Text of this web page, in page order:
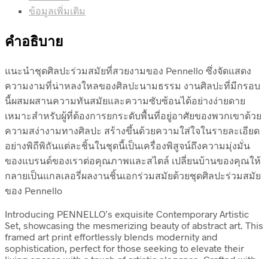
ข้อมูลเพิ่มเติม
คำอธิบาย
แนะนำชุดศิลปะร่วมสมัยที่สวยงามของ Pennello ซึ่งจัดแสดง
ความงามที่น่าหลงใหลของศิลปะนามธรรม งานศิลปะที่มีกรอบ
นี้ผสมผสานความทันสมัยและความซับซ้อนได้อย่างง่ายดาย
เหมาะสำหรับผู้ที่ต้องการยกระดับพื้นที่อยู่อาศัยของพวกเขาด้วย
ความสง่างามทางศิลปะ สร้างขึ้นด้วยความใส่ใจในรายละเอียด
อย่างพิถีพิถันแต่ละชิ้นในชุดนี้เป็นเครื่องพิสูจน์ถึงความมุ่งมั่น
ของแบรนด์ของเราต่อคุณภาพและสไตล์ เปลี่ยนบ้านของคุณให้
กลายเป็นแกลเลอรี่ผลงานชิ้นเอกร่วมสมัยด้วยชุดศิลปะร่วมสมัย
ของ Pennello
Introducing PENNELLO’s exquisite Contemporary Artistic
Set, showcasing the mesmerizing beauty of abstract art. This
framed art print effortlessly blends modernity and
sophistication, perfect for those seeking to elevate their